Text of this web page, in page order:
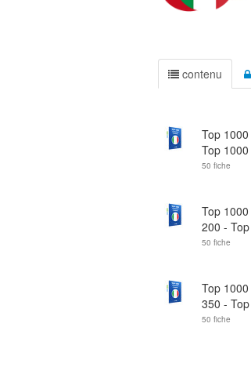
contenu
Top
Top
50 fiche
Top
200 -
50 fiche
Top
350 -
50 fiche